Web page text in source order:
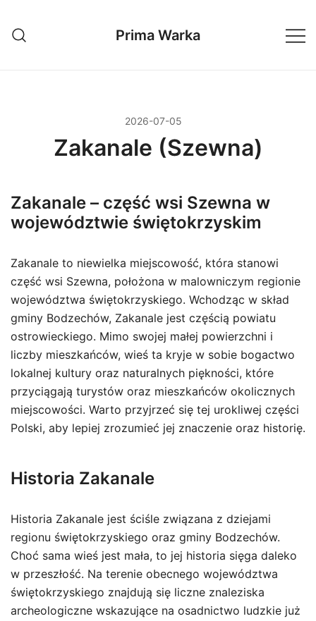
treści
Prima Warka
2026-07-05
Zakanale (Szewna)
Zakanale – część wsi Szewna w
województwie świętokrzyskim
Zakanale to niewielka miejscowość, która stanowi
część wsi Szewna, położona w malowniczym regionie
województwa świętokrzyskiego. Wchodząc w skład
gminy Bodzechów, Zakanale jest częścią powiatu
ostrowieckiego. Mimo swojej małej powierzchni i
liczby mieszkańców, wieś ta kryje w sobie bogactwo
lokalnej kultury oraz naturalnych piękności, które
przyciągają turystów oraz mieszkańców okolicznych
miejscowości. Warto przyjrzeć się tej urokliwej części
Polski, aby lepiej zrozumieć jej znaczenie oraz historię.
Historia Zakanale
Historia Zakanale jest ściśle związana z dziejami
regionu świętokrzyskiego oraz gminy Bodzechów.
Choć sama wieś jest mała, to jej historia sięga daleko
w przeszłość. Na terenie obecnego województwa
świętokrzyskiego znajdują się liczne znaleziska
archeologiczne wskazujące na osadnictwo ludzkie już